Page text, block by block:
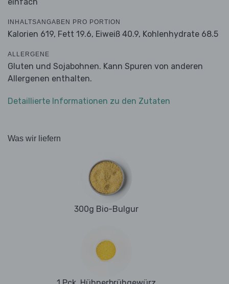
einfach
INHALTSANGABEN PRO PORTION
Kalorien 619, Fett 19.6, Eiweiß 40.9, Kohlenhydrate 68.5
ALLERGENE
Gluten und Sojabohnen. Kann Spuren von anderen
Allergenen enthalten.
Detaillierte Informationen zu den Zutaten
Was wir liefern
300g Bio-Bulgur